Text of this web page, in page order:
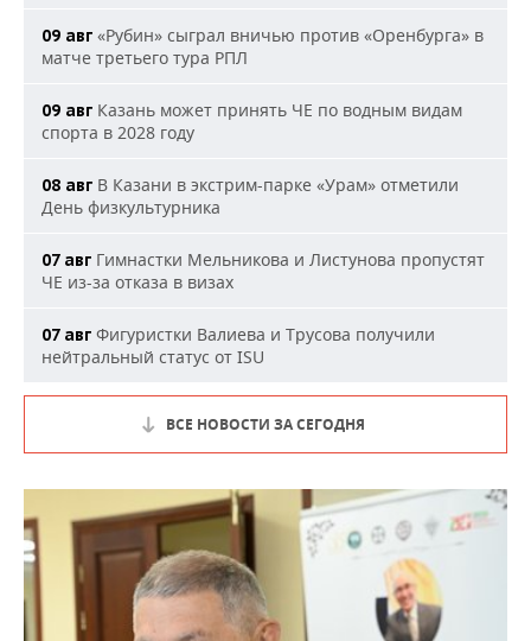
09 авг «Рубин» сыграл вничью против «Оренбурга» в
матче третьего тура РПЛ
09 авг Казань может принять ЧЕ по водным видам
спорта в 2028 году
08 авг В Казани в экстрим-парке «Урам» отметили
День физкультурника
07 авг Гимнастки Мельникова и Листунова пропустят
ЧЕ из-за отказа в визах
07 авг Фигуристки Валиева и Трусова получили
нейтральный статус от ISU
ВСЕ НОВОСТИ ЗА СЕГОДНЯ